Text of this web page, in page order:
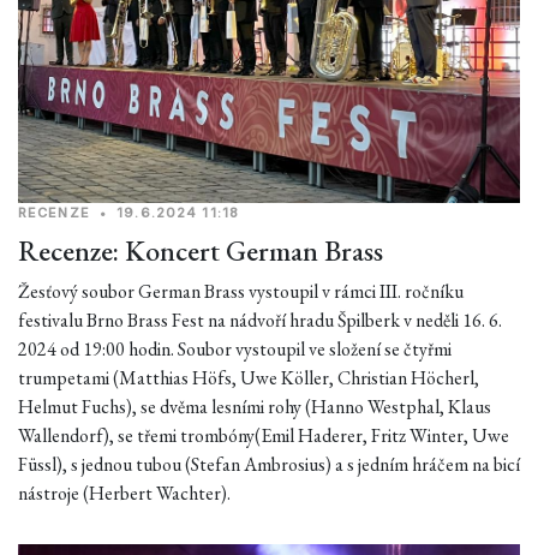
RECENZE • 19.6.2024 11:18
Recenze: Koncert German Brass
Žesťový soubor German Brass vystoupil v rámci III. ročníku
festivalu Brno Brass Fest na nádvoří hradu Špilberk v neděli 16. 6.
2024 od 19:00 hodin. Soubor vystoupil ve složení se čtyřmi
trumpetami (Matthias Höfs, Uwe Köller, Christian Höcherl,
Helmut Fuchs), se dvěma lesními rohy (Hanno Westphal, Klaus
Wallendorf), se třemi trombóny(Emil Haderer, Fritz Winter, Uwe
Füssl), s jednou tubou (Stefan Ambrosius) a s jedním hráčem na bicí
nástroje (Herbert Wachter).